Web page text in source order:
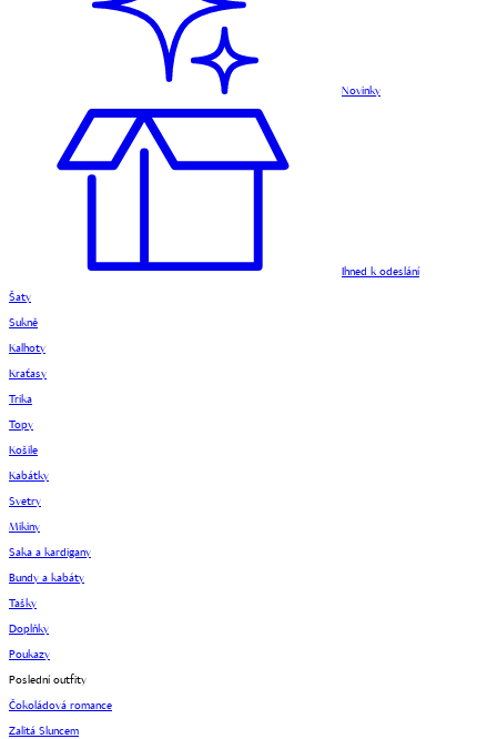
Novinky
Ihned k odeslání
Šaty
Sukně
Kalhoty
Kraťasy
Trika
Topy
Košile
Kabátky
Svetry
Mikiny
Saka a kardigany
Bundy a kabáty
Tašky
Doplňky
Poukazy
Poslední outfity
Čokoládová romance
Zalitá Sluncem